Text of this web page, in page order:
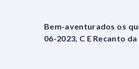
Bem-aventurados os
06-2023, C E Recanto